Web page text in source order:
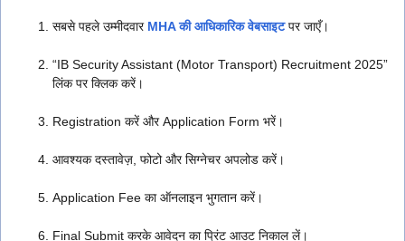
सबसे पहले उम्मीदवारMHA की आधिकारिक वेबसाइटपर जाएँ।
“IB Security Assistant (Motor Transport) Recruitment 2025”
लिंक पर क्लिक करें।
Registration करें और Application Form भरें।
आवश्यक दस्तावेज़, फोटो और सिग्नेचर अपलोड करें।
Application Fee का ऑनलाइन भुगतान करें।
Final Submit करके आवेदन का प्रिंट आउट निकाल लें।